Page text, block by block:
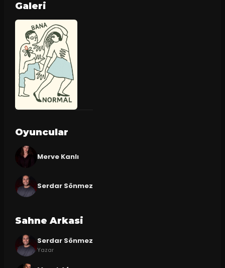
Galeri
Oyuncular
Merve Kanlı
Serdar Sönmez
Sahne Arkasi
Serdar Sönmez
Yazar